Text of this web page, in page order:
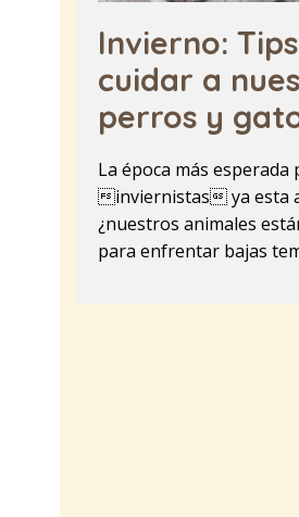
Invierno:
cuidar a
perros y
La época más esperada
inviernistas ya esta
¿nuestros animales
para enfrentar bajas